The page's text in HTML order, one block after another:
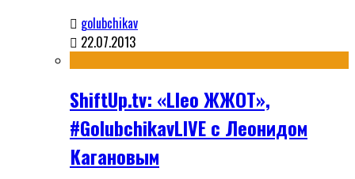
golubchikav
22.07.2013
ShiftUp.tv: «Lleo ЖЖОТ»,
#GolubchikavLIVE с Леонидом
Кагановым